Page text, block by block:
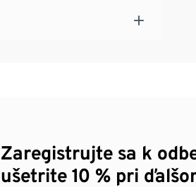
Zaregistrujte sa k
ušetrite 10 % pri